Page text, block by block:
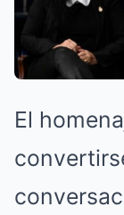
El